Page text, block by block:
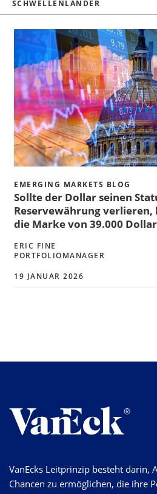
SCHWELLENLÄNDER
EMERGING MARKETS BLOG
Sollte der Dollar seinen
Reservewährung verlieren,
die Marke von 39.000
ERIC FINE
PORTFOLIOMANAGER
19 JANUAR 2026
VanEcks Leitprinzip besteht darin,
Chancen zu ermöglichen, die ihre